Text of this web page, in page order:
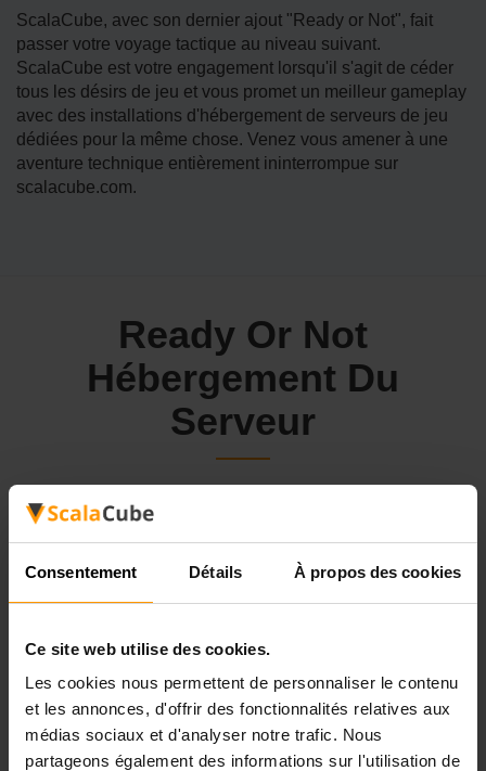
Consentement Détails À propos des cookies
Ce site web utilise des cookies.
Les cookies nous permettent de personnaliser le contenu
et les annonces, d'offrir des fonctionnalités relatives aux
médias sociaux et d'analyser notre trafic. Nous
partageons également des informations sur l'utilisation de
ScalaCube, avec son dernier ajout "Ready or Not", fait
passer votre voyage tactique au niveau suivant.
ScalaCube est votre engagement lorsqu'il s'agit de céder
tous les désirs de jeu et vous promet un meilleur gameplay
avec des installations d'hébergement de serveurs de jeu
dédiées pour la même chose. Venez vous amener à une
aventure technique entièrement ininterrompue sur
scalacube.com.
Ready Or Not
Hébergement Du
Serveur
Ready or Not: Domination
tactique par ScalaCube
En plein centre de 'Ready or Not', ScalaCube est prêt à
d'hébergement de serveurs de jeux sont conçus pour offrir
une stabilité inégalée, des performances élevées et une
expérience de jeu immersive. Plongez dans la guerre
tactique avec l'assurance que ScalaCube a le dos, offrant
un champ de bataille sans décalage pour vos conquêtes.